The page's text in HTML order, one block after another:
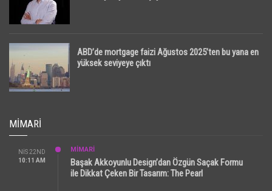
ABD’de mortgage faizi Ağustos 2025’ten bu yana en
yüksek seviyeye çıktı
MIMARI
NIS 22ND
10:11 AM
MİMARİ
Başak Akkoyunlu Design’dan Özgün Saçak Formu
ile Dikkat Çeken Bir Tasarım: The Pearl